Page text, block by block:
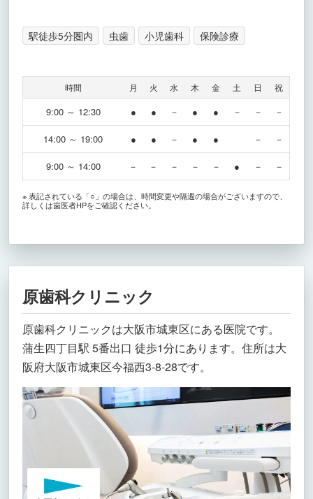
駅徒歩5分圏内 虫歯 小児歯科 保険診療
時間 月 火 水 木 金 土 日 祝
9:00 ～ 12:30 ● ● － ● ● － － －
14:00 ～ 19:00 ● ● － ● ● － －
9:00 ～ 14:00 － － － － － ● － －
※ 表記されている「○」の場合は、時間変更や隔週の場合がございますので、
詳しくは歯医者HPをご確認ください。
原歯科クリニック
原歯科クリニックは大阪市城東区にある医院です。
蒲生四丁目駅 5番出口 徒歩1分にあります。住所は大
阪府大阪市城東区今福西3-8-28です。